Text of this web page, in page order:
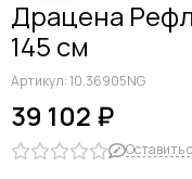
Драцена
145 см
Артикул:10.36905NG
39 102 ₽
Оставить